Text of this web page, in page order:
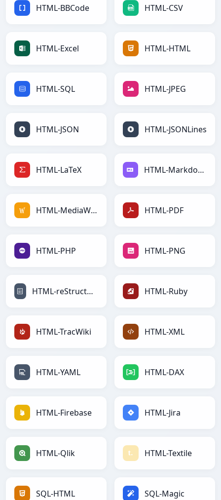
HTML-BBCode HTML-CSV
HTML-Excel HTML-HTML
HTML-SQL HTML-JPEG
HTML-JSON HTML-JSONLines
HTML-LaTeX HTML-Markdown
HTML-MediaWiki HTML-PDF
HTML-PHP HTML-PNG
HTML-reStructuredText HTML-Ruby
HTML-TracWiki HTML-XML
HTML-YAML HTML-DAX
HTML-Firebase HTML-Jira
HTML-Qlik HTML-Textile
SQL-HTML SQL-Magic